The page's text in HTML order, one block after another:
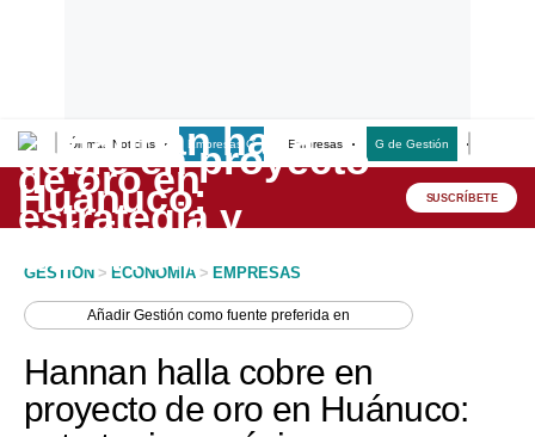
Últimas Noticias Empresas G Empresas G de Gestión
Lo último
Peru Quiosco
Economía
SUSCRÍBETE
GESTION > ECONOMIA > EMPRESAS
AñadirGestión como fuente preferida en
Hannan halla cobre en
proyecto de oro en Huánuco: